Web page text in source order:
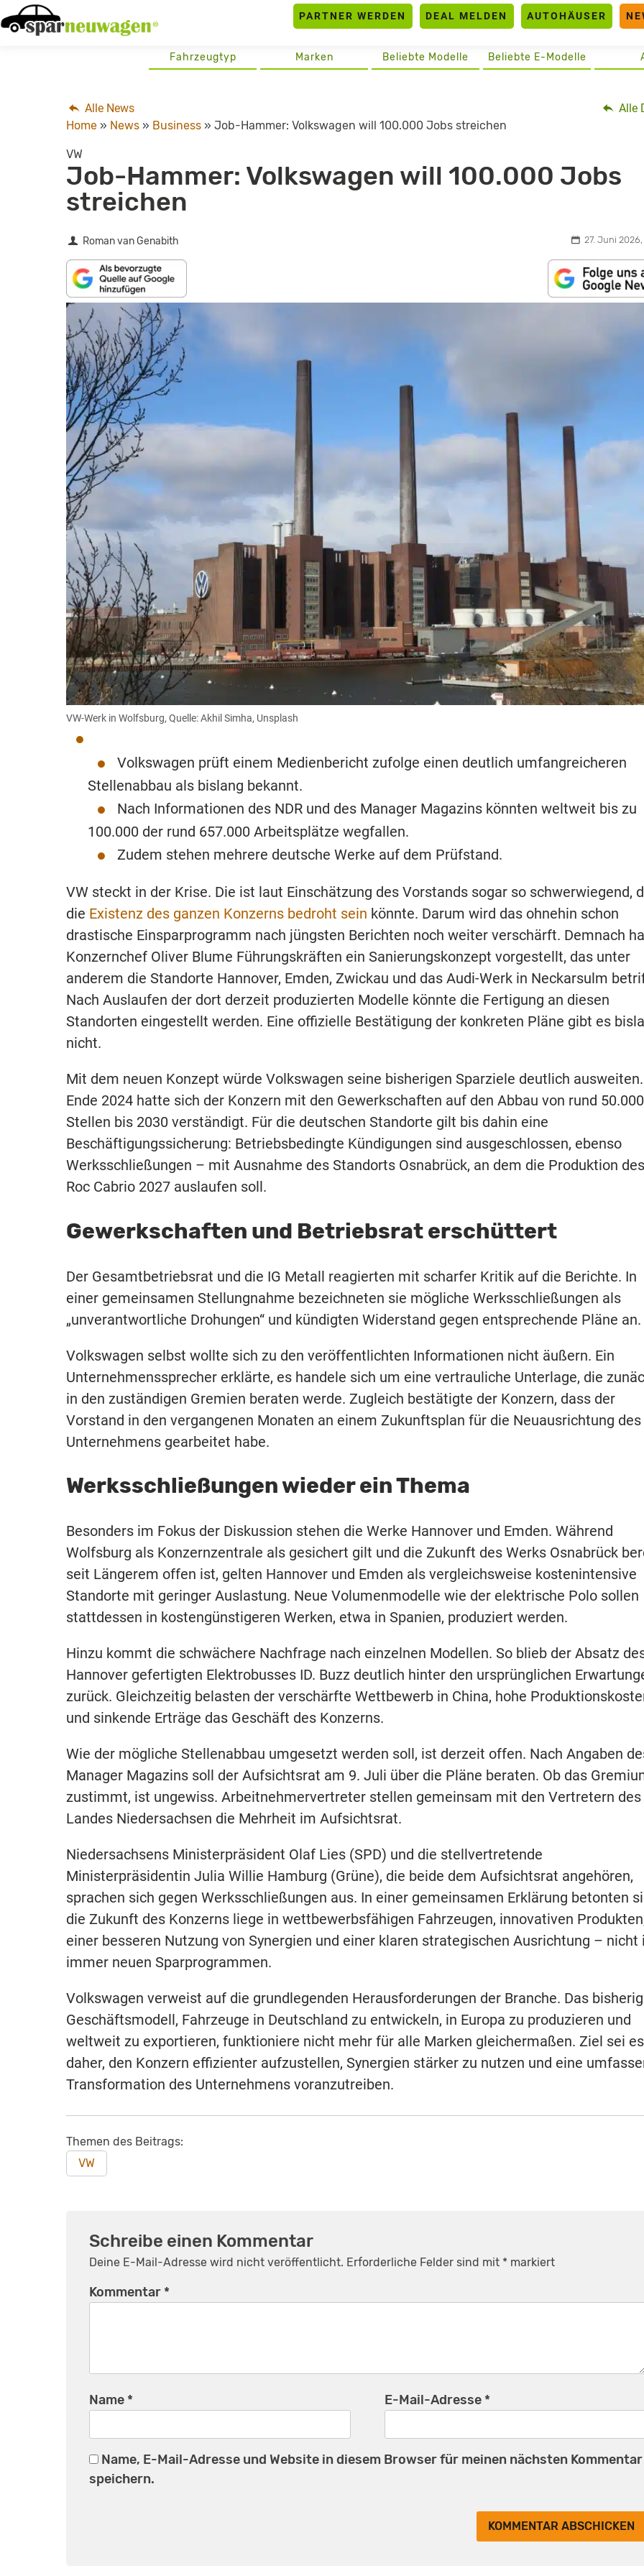
Skip
to
PARTNER WERDEN DEAL MELDEN AUTOHÄUSER
Beliebte E-Modelle
Beliebte Modelle
Marken
Fahrzeugtyp
Alle
Alle News
Home » News » Business » Job-Hammer: Volkswagen will 100.000 Jobs streichen
VW
Job-Hammer: Volkswagen will 100.000 Jobs
streichen
Roman van Genabith 27. Juni
VW-Werk in Wolfsburg, Quelle: Akhil Simha, Unsplash
Volkswagen prüft einem Medienbericht zufolge einen deutlich umfangreicheren
Stellenabbau als bislang bekannt.
Nach Informationen des NDR und des Manager Magazins könnten weltweit bis zu
100.000 der rund 657.000 Arbeitsplätze wegfallen.
Zudem stehen mehrere deutsche Werke auf dem Prüfstand.
VW steckt in der Krise. Die ist laut Einschätzung des Vorstands sogar so schwerwiegend,
die Existenz des ganzen Konzerns bedroht sein könnte. Darum wird das ohnehin schon
drastische Einsparprogramm nach jüngsten Berichten noch weiter verschärft. Demnach
Konzernchef Oliver Blume Führungskräften ein Sanierungskonzept vorgestellt, das unter
anderem die Standorte Hannover, Emden, Zwickau und das Audi-Werk in Neckarsulm
Nach Auslaufen der dort derzeit produzierten Modelle könnte die Fertigung an diesen
Standorten eingestellt werden. Eine offizielle Bestätigung der konkreten Pläne gibt es
nicht.
Mit dem neuen Konzept würde Volkswagen seine bisherigen Sparziele deutlich ausweiten.
Ende 2024 hatte sich der Konzern mit den Gewerkschaften auf den Abbau von rund 50.000
Stellen bis 2030 verständigt. Für die deutschen Standorte gilt bis dahin eine
Beschäftigungssicherung: Betriebsbedingte Kündigungen sind ausgeschlossen, ebenso
Werksschließungen – mit Ausnahme des Standorts Osnabrück, an dem die Produktion
Roc Cabrio 2027 auslaufen soll.
Gewerkschaften und Betriebsrat erschüttert
Der Gesamtbetriebsrat und die IG Metall reagierten mit scharfer Kritik auf die Berichte. In
einer gemeinsamen Stellungnahme bezeichneten sie mögliche Werksschließungen als
„unverantwortliche Drohungen“ und kündigten Widerstand gegen entsprechende Pläne an.
Volkswagen selbst wollte sich zu den veröffentlichten Informationen nicht äußern. Ein
Unternehmenssprecher erklärte, es handele sich um eine vertrauliche Unterlage, die
in den zuständigen Gremien beraten werde. Zugleich bestätigte der Konzern, dass der
Vorstand in den vergangenen Monaten an einem Zukunftsplan für die Neuausrichtung des
Unternehmens gearbeitet habe.
Werksschließungen wieder ein Thema
Besonders im Fokus der Diskussion stehen die Werke Hannover und Emden. Während
Wolfsburg als Konzernzentrale als gesichert gilt und die Zukunft des Werks Osnabrück
seit Längerem offen ist, gelten Hannover und Emden als vergleichsweise kostenintensive
Standorte mit geringer Auslastung. Neue Volumenmodelle wie der elektrische Polo sollen
stattdessen in kostengünstigeren Werken, etwa in Spanien, produziert werden.
Hinzu kommt die schwächere Nachfrage nach einzelnen Modellen. So blieb der Absatz
Hannover gefertigten Elektrobusses ID. Buzz deutlich hinter den ursprünglichen
zurück. Gleichzeitig belasten der verschärfte Wettbewerb in China, hohe
und sinkende Erträge das Geschäft des Konzerns.
Wie der mögliche Stellenabbau umgesetzt werden soll, ist derzeit offen. Nach Angaben
Manager Magazins soll der Aufsichtsrat am 9. Juli über die Pläne beraten. Ob das
zustimmt, ist ungewiss. Arbeitnehmervertreter stellen gemeinsam mit den Vertretern des
Landes Niedersachsen die Mehrheit im Aufsichtsrat.
Niedersachsens Ministerpräsident Olaf Lies (SPD) und die stellvertretende
Ministerpräsidentin Julia Willie Hamburg (Grüne), die beide dem Aufsichtsrat angehören,
sprachen sich gegen Werksschließungen aus. In einer gemeinsamen Erklärung betonten
die Zukunft des Konzerns liege in wettbewerbsfähigen Fahrzeugen, innovativen
einer besseren Nutzung von Synergien und einer klaren strategischen Ausrichtung – nicht
immer neuen Sparprogrammen.
Volkswagen verweist auf die grundlegenden Herausforderungen der Branche. Das
Geschäftsmodell, Fahrzeuge in Deutschland zu entwickeln, in Europa zu produzieren und
weltweit zu exportieren, funktioniere nicht mehr für alle Marken gleichermaßen. Ziel sei es
daher, den Konzern effizienter aufzustellen, Synergien stärker zu nutzen und eine
Transformation des Unternehmens voranzutreiben.
Themen des Beitrags:
VW
Schreibe einen Kommentar
Deine E-Mail-Adresse wird nicht veröffentlicht. Erforderliche Felder sind mit * markiert
Kommentar *
Name * E-Mail-Adresse *
Name, E-Mail-Adresse und Website in diesem Browser für meinen nächsten Kommentar
speichern.